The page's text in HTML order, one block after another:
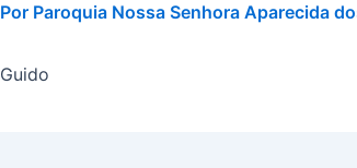
Por Paroquia Nossa Senhora Aparecida
Guido